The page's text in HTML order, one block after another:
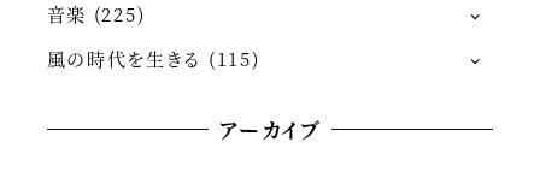
音楽 (225)
風の時代を生きる (115)
アーカイブ